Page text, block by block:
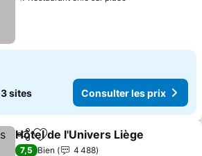
3 sites Consulter les prix
PartagerAjouter à mes favoris
Hôtel de l'Univers Liège
7,5 Bien
4 488